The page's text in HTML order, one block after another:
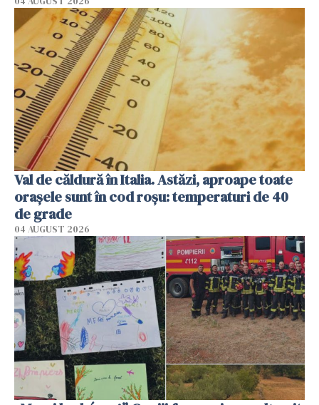
Val de căldură în Italia. Astăzi, aproape toate
orașele sunt în cod roșu: temperaturi de 40
de grade
04 AUGUST 2026